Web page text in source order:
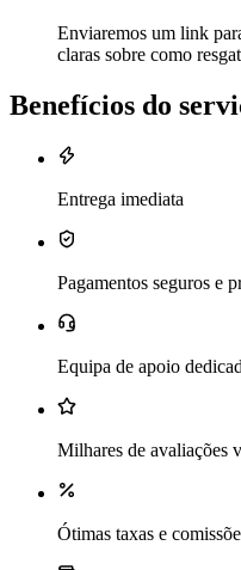
Enviaremos um link
claras sobre como
Benefícios do
Entrega imediata
Pagamentos seguros e
Equipa de apoio
Milhares de avaliações
Ótimas taxas e